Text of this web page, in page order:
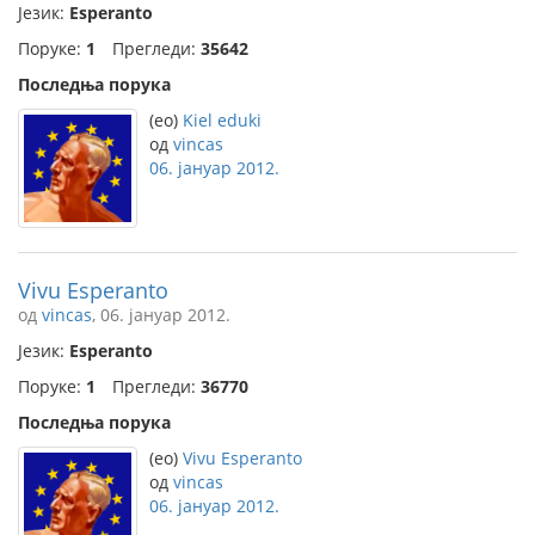
Језик: Esperanto
Поруке: 1 Прегледи: 35642
Последња порука
(eo) Kiel eduki
од vincas
06. јануар 2012.
Vivu Esperanto
од vincas, 06. јануар 2012.
Језик: Esperanto
Поруке: 1 Прегледи: 36770
Последња порука
(eo) Vivu Esperanto
од vincas
06. јануар 2012.